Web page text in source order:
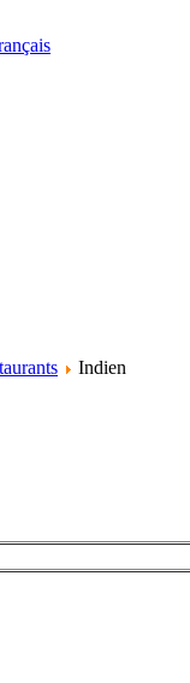
Indien